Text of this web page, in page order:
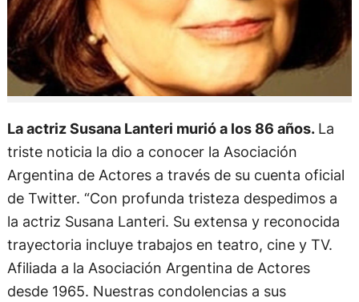
La actriz Susana Lanteri murió a los 86 años. La
triste noticia la dio a conocer la Asociación
Argentina de Actores a través de su cuenta oficial
de Twitter. “Con profunda tristeza despedimos a
la actriz Susana Lanteri. Su extensa y reconocida
trayectoria incluye trabajos en teatro, cine y TV.
Afiliada a la Asociación Argentina de Actores
desde 1965. Nuestras condolencias a sus